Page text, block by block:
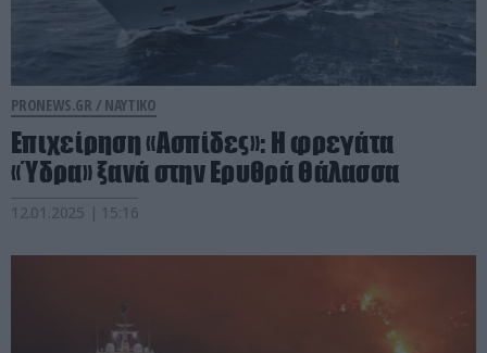
PRONEWS.GR / ΝΑΥΤΙΚΟ
Επιχείρηση «Ασπίδες»: Η φρεγάτα
«Ύδρα» ξανά στην Ερυθρά Θάλασσα
12.01.2025 | 15:16